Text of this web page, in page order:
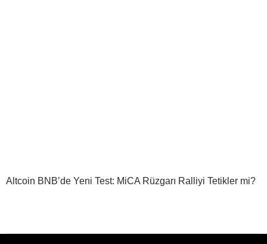
Altcoin BNB’de Yeni Test: MiCA Rüzgarı Ralliyi Tetikler mi?